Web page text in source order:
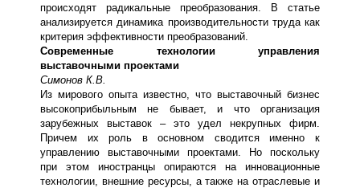
происходят радикальные преобразования. В статье
анализируется динамика производительности труда как
критерия эффективности преобразований.
Современные технологии управления
выставочными проектами
Симонов К.В.
Из мирового опыта известно, что выставочный бизнес
высокоприбыльным не бывает, и что организация
зарубежных выставок – это удел некрупных фирм.
Причем их роль в основном сводится именно к
управлению выставочными проектами. Но поскольку
при этом иностранцы опираются на инновационные
технологии, внешние ресурсы, а также на отраслевые и